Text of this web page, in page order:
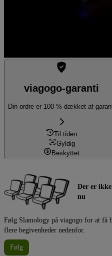
viagogo-garanti
Din ordre er 100 % dækket af
Til tiden
Gyldig
Beskyttet
Der er ikke
nu
Følg Slamology på viagogo for at få
flere begivenheder nedenfor.
Følg